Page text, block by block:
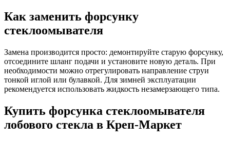
Как заменить форсунку
стеклоомывателя
Замена производится просто: демонтируйте старую форсунку,
отсоедините шланг подачи и установите новую деталь. При
необходимости можно отрегулировать направление струи
тонкой иглой или булавкой. Для зимней эксплуатации
рекомендуется использовать жидкость незамерзающего типа.
Купить форсунка стеклоомывателя
лобового стекла в Креп-Маркет